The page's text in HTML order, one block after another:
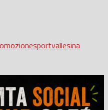
sportvallesina